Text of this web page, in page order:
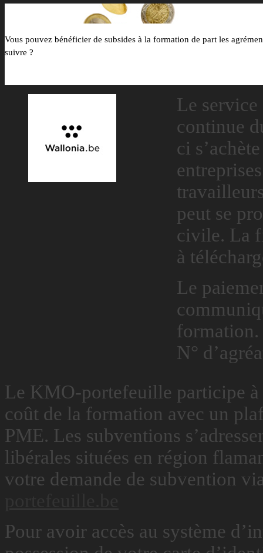
Vous pouvez bénéficier de subsides à la formation de part les
suivre ?
Le
continue
ci
peut se
civile. La
à
Le
formation.
N°
Le KMO-portefeuille participe
coût de la formation avec un
PME. Les subventions
libérales situées en région
votre demande de subvention
Pour avoir accès au système